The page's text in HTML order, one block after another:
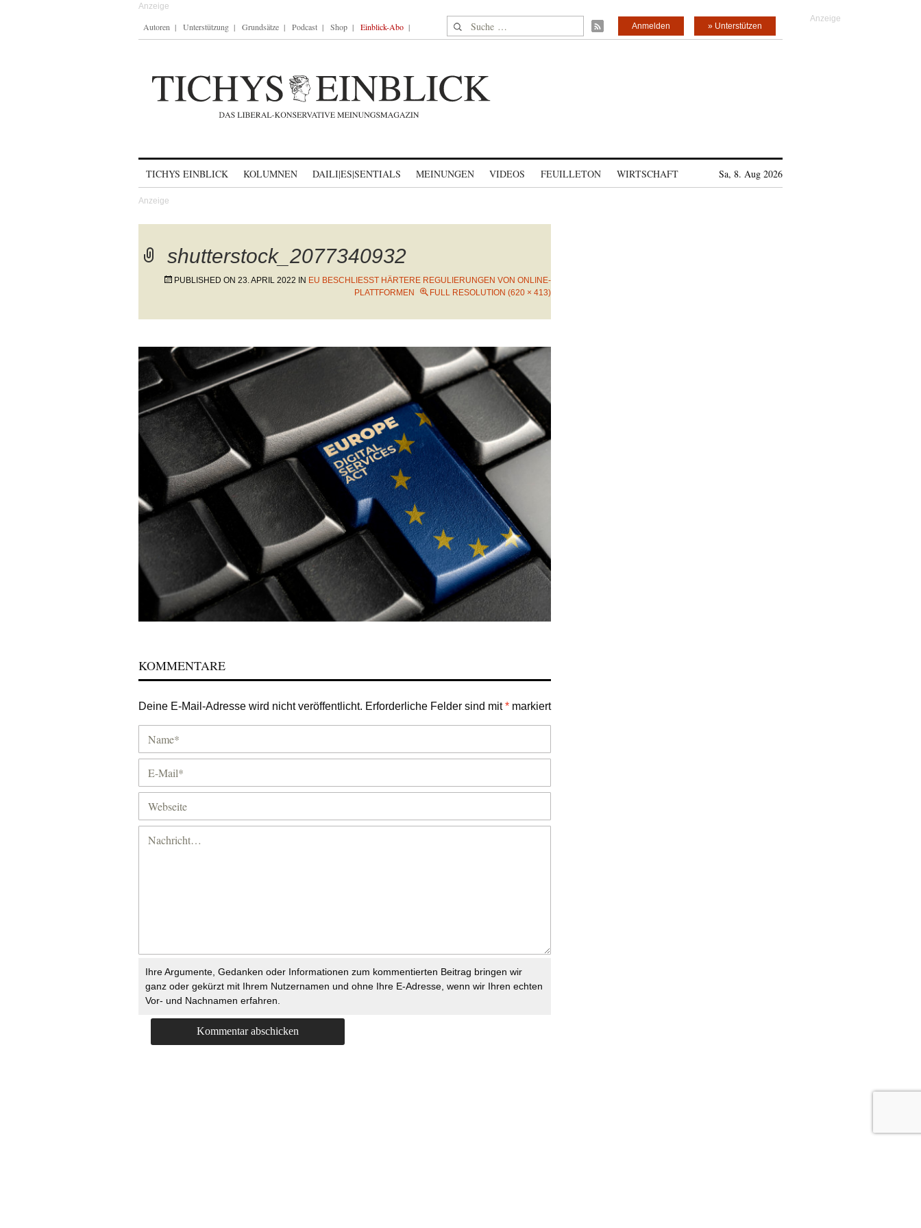
Autoren Unterstützung Grundsätze Podcast Shop Einblick-Abo Suche nach: » Unterstützen
Anmelden
TICHYS EINBLICK KOLUMNEN DAILI|ES|SENTIALS MEINUNGEN VIDEOS FEUILLETON WIRTSCHAFT Sa, 8. Aug 2026
shutterstock_2077340932
PUBLISHED ON 23. APRIL 2022 IN EU BESCHLIESST HÄRTERE REGULIERUNGEN VON ONLINE-P
LATTFORMEN
FULL RESOLUTION (620 × 413)
KOMMENTARE
Deine E-Mail-Adresse wird nicht veröffentlicht. Erforderliche Felder sind mit* markiert
Ihre Argumente, Gedanken oder Informationen zum kommentierten Beitrag bringen wir
ganz oder gekürzt mit Ihrem Nutzernamen und ohne Ihre E-Adresse, wenn wir Ihren echten
Vor- und Nachnamen erfahren.